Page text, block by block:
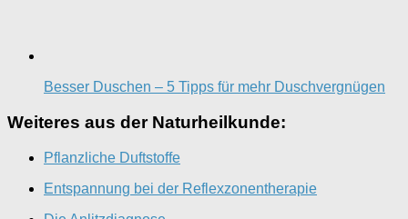
Besser Duschen – 5 Tipps für mehr Duschvergnügen
Weiteres aus der Naturheilkunde:
Pflanzliche Duftstoffe
Entspannung bei der Reflexzonentherapie